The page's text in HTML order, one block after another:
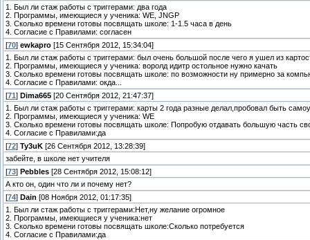
1. Был ли стаж работы с триггерами: два года
2. Программы, имеющиеся у ученика: WE, JNGP
3. Сколько времени готовы посвящать школе: 1-1.5 часа в день
4. Согласие с Правилами: согласен
[70] ewkapro [15 Сентября 2012, 15:34:04]
1. Был ли стаж работы с триггерами: был очень большой после чего я ушел из
2. Программы, имеющиеся у ученика: воролд идитр остольное нужно качать
3. Сколько времени готовы посвящать школе: по возможности ну примерно за
4. Согласие с Правилами: окда...
[71 ] Dima665 [20 Сентября 2012, 21:47:37]
1. Был ли стаж работы с триггерами: карты 2 года разные делал,пробовал быть
2. Программы, имеющиеся у ученика: WE
3. Сколько времени готовы посвящать школе: Попробую отдавать большую часть
4. Согласие с Правилами:да
[72] Ty3uK [26 Сентября 2012, 13:28:39]
забейте, в школе нет учителя
[73] Pebbles [28 Сентября 2012, 15:08:12]
А кто он, один что ли и почему нет?
[74] Dain [08 Ноября 2012, 01:17:35]
1. Был ли стаж работы с триггерами:Нет,ну желание огромное
2. Программы, имеющиеся у ученика:нет
3. Сколько времени готовы посвящать школе:Сколько потребуется
4. Согласие с Правилами:да